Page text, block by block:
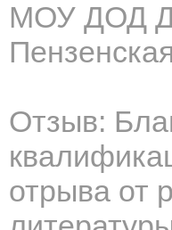
МОУ ДОД
Отзыв:
отрыва от